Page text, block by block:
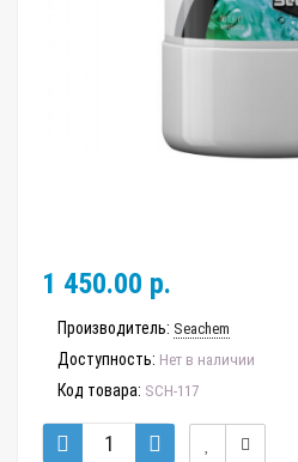
1 450.00 р.
Производитель: Seachem
Доступность: Нет в наличии
Код товара: SCH-117